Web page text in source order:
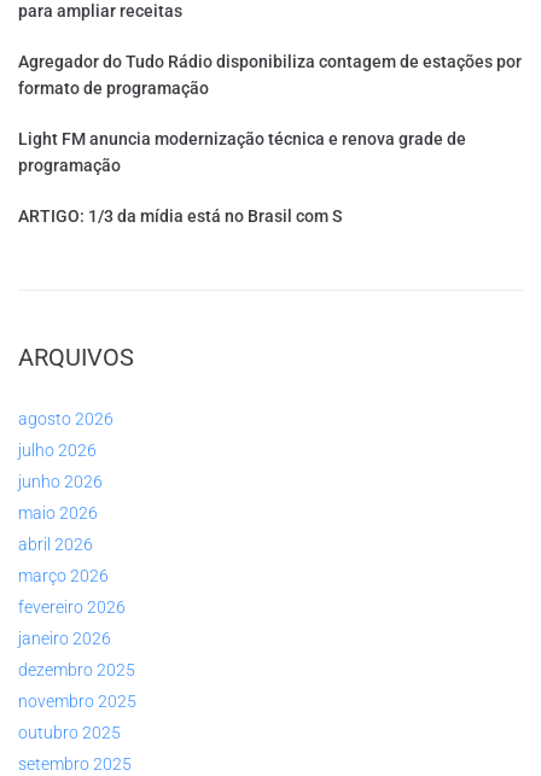
para ampliar receitas
Agregador do Tudo Rádio disponibiliza contagem de estações por
formato de programação
Light FM anuncia modernização técnica e renova grade de
programação
ARTIGO: 1/3 da mídia está no Brasil com S
ARQUIVOS
agosto 2026
julho 2026
junho 2026
maio 2026
abril 2026
março 2026
fevereiro 2026
janeiro 2026
dezembro 2025
novembro 2025
outubro 2025
setembro 2025